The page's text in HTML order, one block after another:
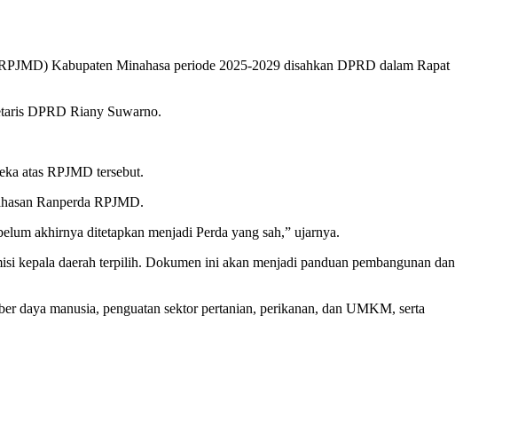
Kabupaten Minahasa periode 2025-2029 disahkan DPRD dalam Rapat
DPRD Riany Suwarno.
atas RPJMD tersebut.
Ranperda RPJMD.
akhirnya ditetapkan menjadi Perda yang sah,” ujarnya.
kepala daerah terpilih. Dokumen ini akan menjadi panduan pembangunan dan
daya manusia, penguatan sektor pertanian, perikanan, dan UMKM, serta